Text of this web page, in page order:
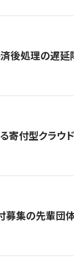
済後処理の遅
寄付型クラウ
募集の先輩